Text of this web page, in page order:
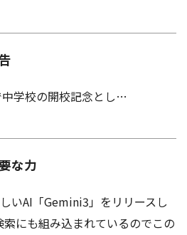
中学校の開校記念とし…
な力
いAI「Gemini3」をリリースし
にも組み込まれているのでこの